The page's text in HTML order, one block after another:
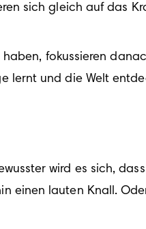
sich gleich auf das
fokussieren
lernt und die Welt
wird es sich,
einen lauten Knall.